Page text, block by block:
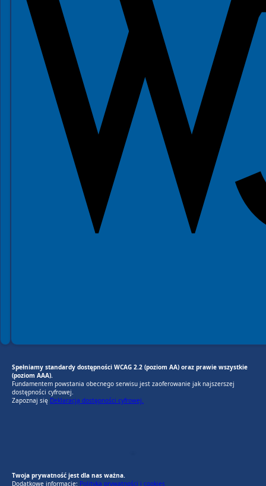
Spełniamy standardy dostępności WCAG 2.2 (poziom AA) oraz prawie wszystkie
(poziom AAA).
Fundamentem powstania obecnego serwisu jest zaoferowanie jak najszerszej
dostępności cyfrowej.
Zapoznaj się Deklaracją dostępności cyfrowej.
Twoja prywatność jest dla nas ważna.
Dodatkowe informacje: Polityka prywatności i cookies